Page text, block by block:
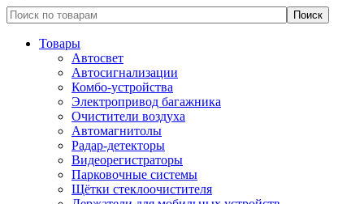
Товары
Автосвет
Автосигнализации
Комбо-устройства
Электропривод багажника
Очистители воздуха
Автомагнитолы
Радар-детекторы
Видеорегистраторы
Парковочные системы
Щётки стеклоочистителя